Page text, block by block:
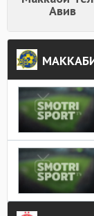
Авив